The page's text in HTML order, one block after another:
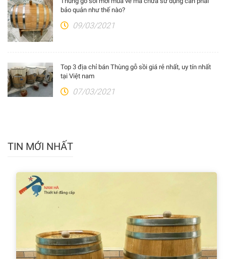
bảo quản như thế nào?
09/03/2021
Top 3 địa chỉ bán Thùng gỗ sồi giá rẻ nhất, uy tín nhất
tại Việt nam
07/03/2021
TIN MỚI NHẤT